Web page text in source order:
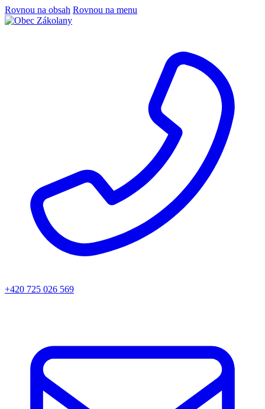
Rovnou na obsah Rovnou na menu
+420 725 026 569